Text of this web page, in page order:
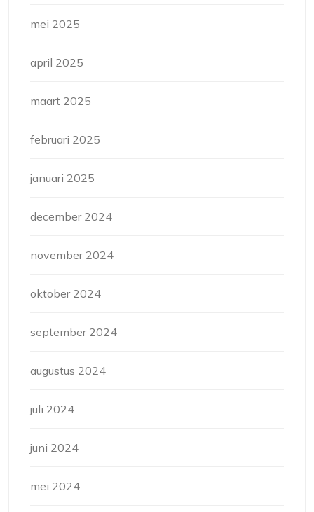
mei 2025
april 2025
maart 2025
februari 2025
januari 2025
december 2024
november 2024
oktober 2024
september 2024
augustus 2024
juli 2024
juni 2024
mei 2024